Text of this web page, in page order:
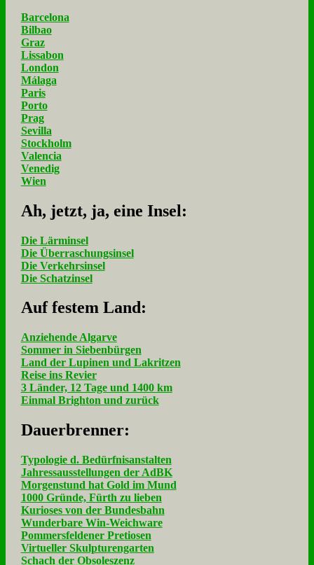
Barcelona
Bilbao
Graz
Lissabon
London
Málaga
Paris
Porto
Prag
Sevilla
Stockholm
Valencia
Venedig
Wien
Ah, jetzt, ja, ei­ne In­sel:
Die Lärminsel
Die Überraschungsinsel
Die Verkehrsinsel
Die Schatzinsel
Auf fe­stem Land:
Anziehende Algarve
Sommer in Siebenbürgen
Land der Lupinen und Lakritzen
Reise ins Revier
3 Länder, 12 Tage und 1400 km
Einmal Brighton und zurück
Dau­er­bren­ner:
Typologie d. Bedürfnisanstalten
Jahressausstellungen der AdBK
Morgenstund hat Gold im Mund
1000 Gründe, Fürth zu lieben
Kurioses von der Bundesbahn
Wunderbare Win-Weichware
Pommersfeldener Pretiosen
Virtueller Skulpturengarten
Schach der Obsoleszenz